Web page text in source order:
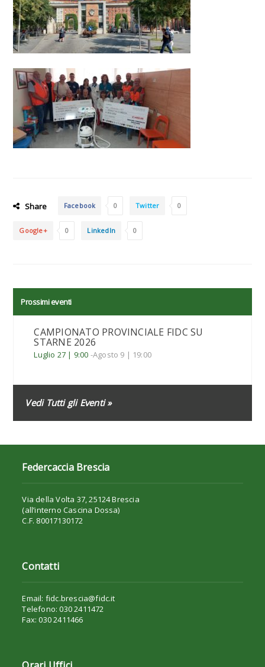
Share Facebook 0 Twitter 0
Google+ 0 LinkedIn 0
Prossimi eventi
CAMPIONATO PROVINCIALE FIDC SU
STARNE 2026
Luglio 27 | 9:00 -Agosto 9 | 19:00
Vedi Tutti gli Eventi »
Federcaccia Brescia
Via della Volta 37, 25124 Brescia
(all’interno Cascina Dossa)
C.F. 80017130172
Contatti
Email: fidc.brescia@fidc.it
Telefono: 030 2411472
Fax: 030 2411466